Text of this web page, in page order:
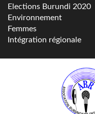
Elections Burundi 2020
Environnement
Femmes
Intégration régionale